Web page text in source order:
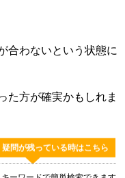
合わないという状態に
た方が確実かもしれま
疑問が残っている時はこちら